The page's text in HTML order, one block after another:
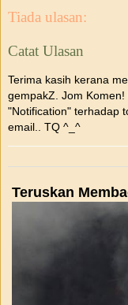
Tiada ulasan:
Catat Ulasan
Terima kasih kerana
gempakZ. Jom
"Notification" terhadap
email.. TQ ^_^
Teruskan